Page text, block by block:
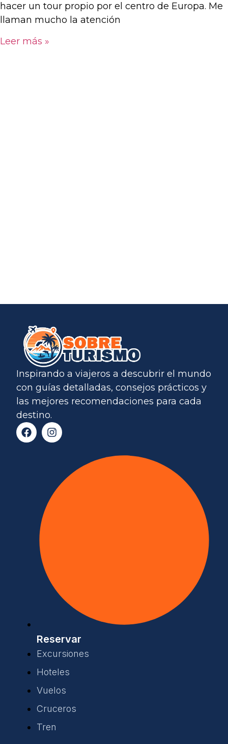
hacer un tour propio por el centro de Europa. Me
llaman mucho la atención
Leer más »
Inspirando a viajeros a descubrir el mundo
con guías detalladas, consejos prácticos y
las mejores recomendaciones para cada
destino.
Reservar
Excursiones
Hoteles
Vuelos
Cruceros
Tren